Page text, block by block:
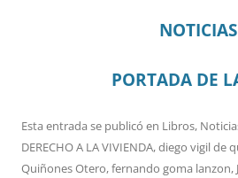
NOTICIAS
PORTADA DE
Esta entrada se publicó en Libros,
DERECHO A LA VIVIENDA,diego vigil de
Quiñones Otero,fernando goma lanzon,